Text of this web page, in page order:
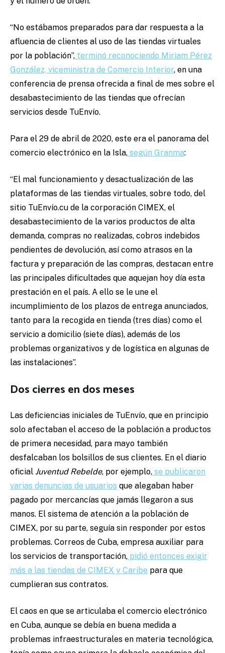
“No estábamos preparados para dar respuesta a la
afluencia de clientes al uso de las tiendas virtuales
por la población”, terminó reconociendo Miriam Pérez
González, viceministra de Comercio Interior, en una
conferencia de prensa ofrecida a final de mes sobre el
desabastecimiento de las tiendas que ofrecían
servicios desde TuEnvío.
Para el 29 de abril de 2020, este era el panorama del
comercio electrónico en la Isla, según Granma:
“El mal funcionamiento y desactualización de las
plataformas de las tiendas virtuales, sobre todo, del
sitio TuEnvío.cu de la corporación CIMEX, el
desabastecimiento de la varios productos de alta
demanda, compras no realizadas, cobros indebidos
pendientes de devolución, así como atrasos en la
factura y preparación de las compras, destacan entre
las principales dificultades que aquejan hoy día esta
prestación en el país. A ello se le une el
incumplimiento de los plazos de entrega anunciados,
tanto para la recogida en tienda (tres días) como el
servicio a domicilio (siete días), además de los
problemas organizativos y de logística en algunas de
las instalaciones”.
Dos cierres en dos meses
Las deficiencias iniciales de TuEnvío, que en principio
solo afectaban el acceso de la población a productos
de primera necesidad, para mayo también
desfalcaban los bolsillos de sus clientes. En el diario
oficial Juventud Rebelde, por ejemplo, se publicaron
varias denuncias de usuarios que alegaban haber
pagado por mercancías que jamás llegaron a sus
manos. El sistema de atención a la población de
CIMEX, por su parte, seguía sin responder por estos
problemas. Correos de Cuba, empresa auxiliar para
los servicios de transportación, pidió entonces exigir
más a las tiendas de CIMEX y Caribe para que
cumplieran sus contratos.
El caos en que se articulaba el comercio electrónico
en Cuba, aunque se debía en buena medida a
problemas infraestructurales en materia tecnológica,